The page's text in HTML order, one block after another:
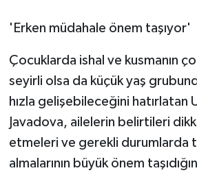
'Erken müdahale önem taşıyor'
Çocuklarda ishal ve kusmanın
seyirli olsa da küçük yaş grubunda
hızla gelişebileceğini hatırlatan
Javadova, ailelerin belirtileri
etmeleri ve gerekli durumlarda
almalarının büyük önem